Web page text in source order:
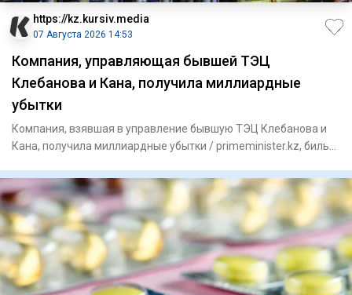
https://kz.kursiv.media
07 Августа 2026 14:53
Компания, управляющая бывшей ТЭЦ
Клебанова и Кана, получила миллиардные
убытки
Компания, взявшая в управление бывшую ТЭЦ Клебанова и
Кана, получила миллиардные убытки / primeminister.kz, бильд-